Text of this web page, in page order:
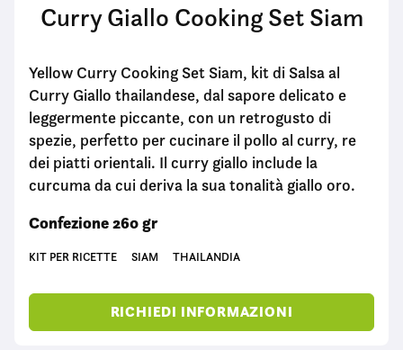
Curry Giallo Cooking Set Siam
Yellow Curry Cooking Set Siam, kit di Salsa al
Curry Giallo thailandese, dal sapore delicato e
leggermente piccante, con un retrogusto di
spezie, perfetto per cucinare il pollo al curry, re
dei piatti orientali. Il curry giallo include la
curcuma da cui deriva la sua tonalità giallo oro.
Confezione 260 gr
KIT PER RICETTE SIAM THAILANDIA
RICHIEDI INFORMAZIONI